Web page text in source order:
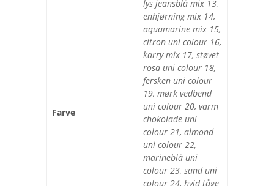
Farve
lys jeansblå mix 13,
enhjørning mix 14,
aquamarine mix 15,
citron uni colour 16,
karry mix 17, støvet
rosa uni colour 18,
fersken uni colour
19, mørk vedbend
uni colour 20, varm
chokolade uni
colour 21, almond
uni colour 22,
marineblå uni
colour 23, sand uni
colour 24, hvid tåge